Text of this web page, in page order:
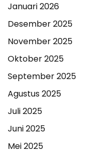
Januari 2026
Desember 2025
November 2025
Oktober 2025
September 2025
Agustus 2025
Juli 2025
Juni 2025
Mei 2025